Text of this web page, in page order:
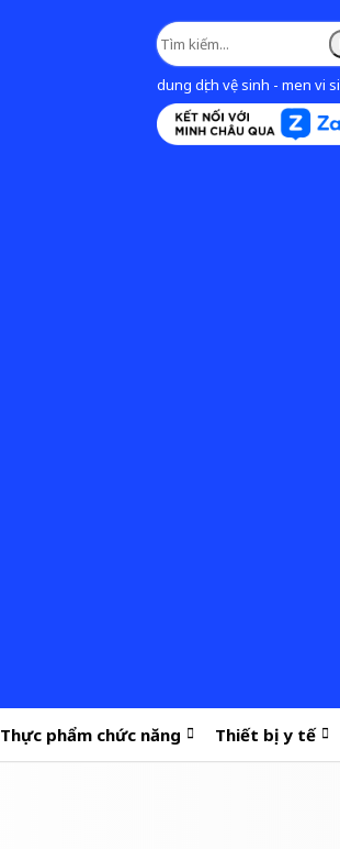
dung dịch vệ sinh - men vi
Thực phẩm chức năng Thiết bị y tế